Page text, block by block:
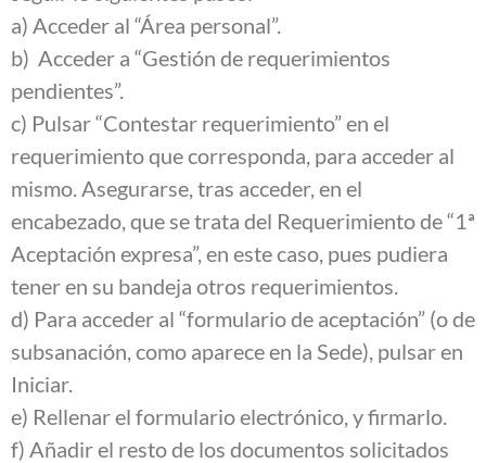
a) Acceder al “Área personal”.
b) Acceder a “Gestión de requerimientos
pendientes”.
c) Pulsar “Contestar requerimiento” en el
requerimiento que corresponda, para acceder al
mismo. Asegurarse, tras acceder, en el
encabezado, que se trata del Requerimiento de “1ª
Aceptación expresa”, en este caso, pues pudiera
tener en su bandeja otros requerimientos.
d) Para acceder al “formulario de aceptación” (o de
subsanación, como aparece en la Sede), pulsar en
Iniciar.
e) Rellenar el formulario electrónico, y firmarlo.
f) Añadir el resto de los documentos solicitados